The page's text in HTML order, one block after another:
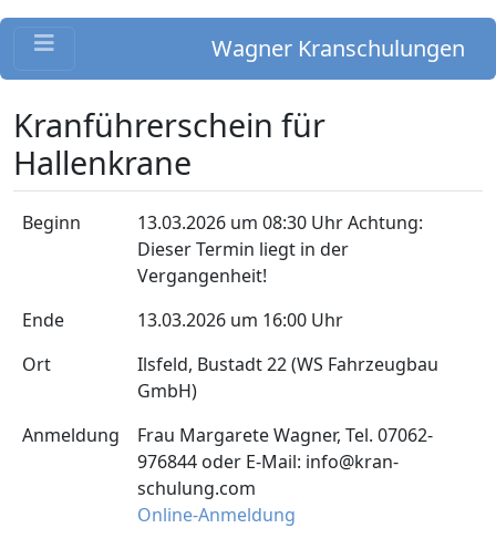
Wagner Kranschulungen
Kranführerschein für
Hallenkrane
Beginn 13.03.2026 um 08:30 UhrAchtung:
Dieser Termin liegt in der
Vergangenheit!
Ende
13.03.2026 um 16:00 Uhr
Ort
Ilsfeld, Bustadt 22 (WS Fahrzeugbau
GmbH)
Anmeldung
Frau Margarete Wagner, Tel. 07062-
976844 oder E-Mail: info@kran-
schulung.com
Online-Anmeldung